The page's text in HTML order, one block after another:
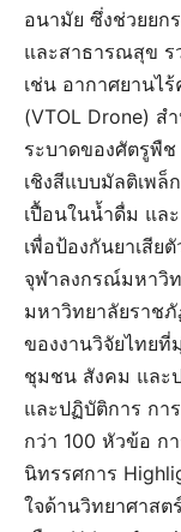
อนามัย ซึ่งช่วยยก
และสาธารณสุข ร
เช่น อากาศยานไ
(VTOL Drone) ส
ระบาดของศัตรูพื
เชิงสีแบบมัลติเพ
เปื้อนในน้ำดื่ม แล
เพื่อป้องกันยาเสีย
จุฬาลงกรณ์มหาวิ
มหาวิทยาลัยราช
ของงานวิจัยไทยที่
ชุมชน สังคม และ
และปฏิบัติการ กา
กว่า 100 หัวข้อ ก
นิทรรศการ
ใจด้านวิทยาศาสต